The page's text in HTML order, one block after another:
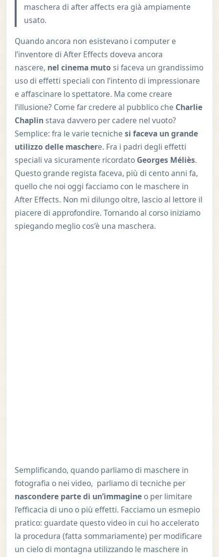
maschera di after affects era già ampiamente
usato.
Quando ancora non esistevano i computer e
l’inventore di After Effects doveva ancora
nascere, nel cinema muto si faceva un grandissimo
uso di effetti speciali con l’intento di impressionare
e affascinare lo spettatore. Ma come creare
l’illusione? Come far credere al pubblico che Charlie
Chaplin stava davvero per cadere nel vuoto?
Semplice: fra le varie tecniche si faceva un grande
utilizzo delle maschere. Fra i padri degli effetti
speciali va sicuramente ricordatoGeorges Méliès.
Questo grande regista faceva, più di cento anni fa,
quello che noi oggi facciamo con le maschere in
After Effects. Non mi dilungo oltre, lascio al lettore il
piacere di approfondire. Tornando al corso iniziamo
spiegando meglio cos’è una maschera.
Semplificando, quando parliamo di maschere in
fotografia o nei video, parliamo di tecniche per
nascondere parte di un’immagineo per limitare
l’efficacia di uno o più effetti. Facciamo un esmepio
pratico: guardate questo video in cui ho accelerato
la procedura (fatta sommariamente) per modificare
un cielo di montagna utilizzando le maschere in